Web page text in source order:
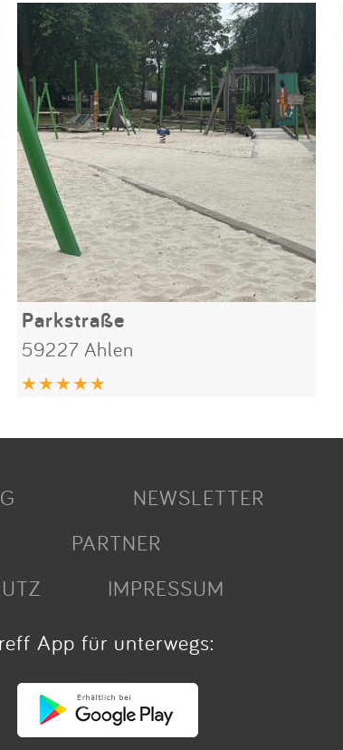
Parkstraße
59227 Ahlen
NEWSLETTER
PARTNER
IMPRESSUM
App für unterwegs: